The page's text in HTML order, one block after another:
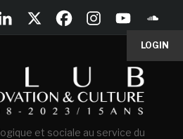
LOGIN
et sociale au service du